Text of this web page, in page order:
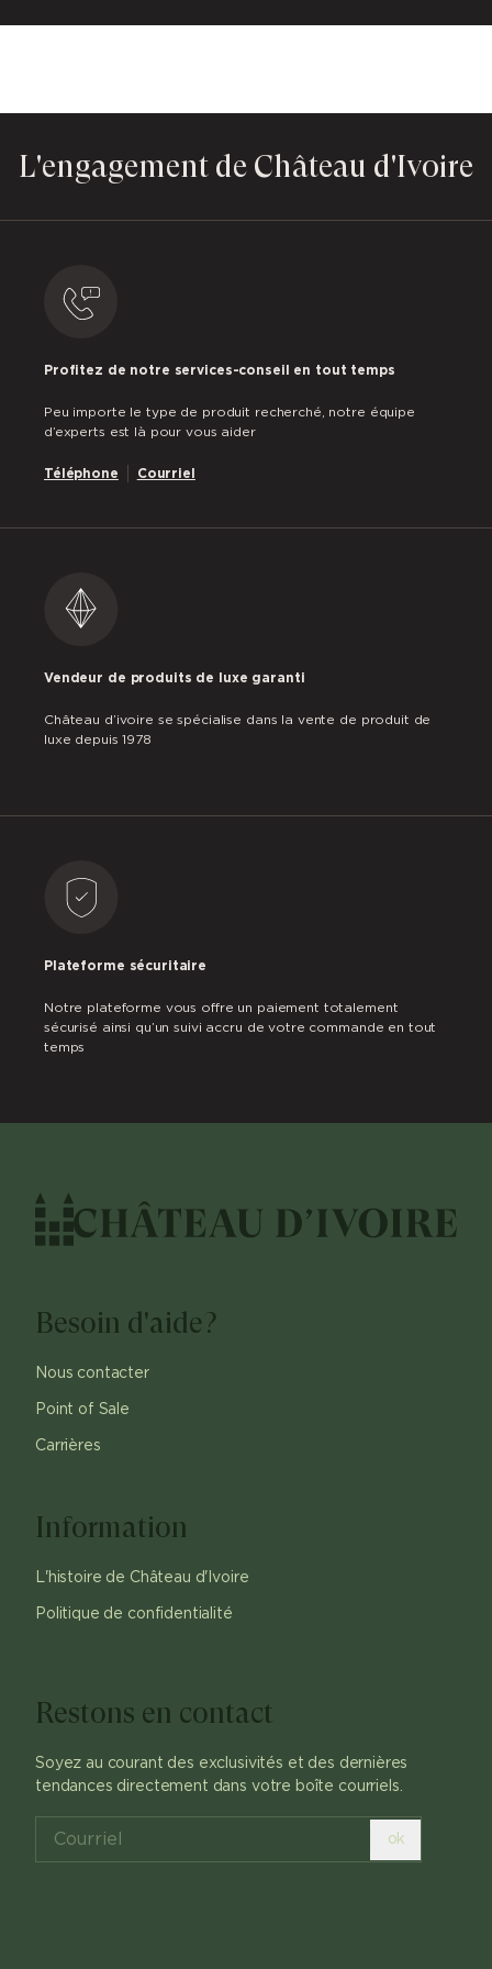
L'engagement de Château d'Ivoire
Profitez de notre services-conseil en tout temps
Peu importe le type de produit recherché, notre équipe
d’experts est là pour vous aider
Téléphone Courriel
Vendeur de produits de luxe garanti
Château d’ivoire se spécialise dans la vente de produit de
luxe depuis 1978
Plateforme sécuritaire
Notre plateforme vous offre un paiement totalement
sécurisé ainsi qu’un suivi accru de votre commande en tout
temps
Besoin d'aide?
Nous contacter
Point of Sale
Carrières
Information
L'histoire de Château d'Ivoire
Politique de confidentialité
Restons en contact
Soyez au courant des exclusivités et des dernières
tendances directement dans votre boîte courriels.
ok